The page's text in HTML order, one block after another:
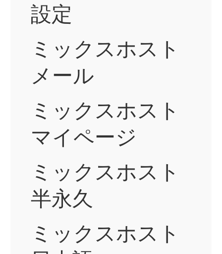
設定
ミックスホスト
メール
ミックスホスト
マイページ
ミックスホスト
半永久
ミックスホスト